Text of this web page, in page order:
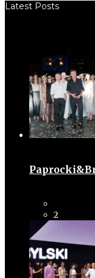
Latest Posts
2